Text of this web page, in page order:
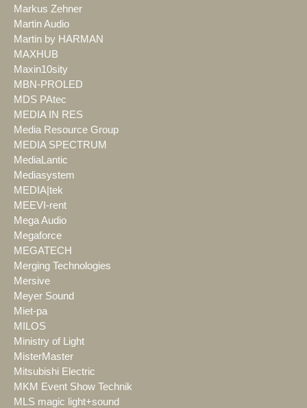
Markus Zehner
Martin Audio
Martin by HARMAN
MAXHUB
Maxin10sity
MBN-PROLED
MDS PAtec
MEDIA IN RES
Media Resource Group
MEDIA SPECTRUM
MediaLantic
Mediasystem
MEDIA|tek
MEEVI-rent
Mega Audio
Megaforce
MEGATECH
Merging Technologies
Mersive
Meyer Sound
Miet-pa
MILOS
Ministry of Light
MisterMaster
Mitsubishi Electric
MKM Event Show Technik
MLS magic light+sound